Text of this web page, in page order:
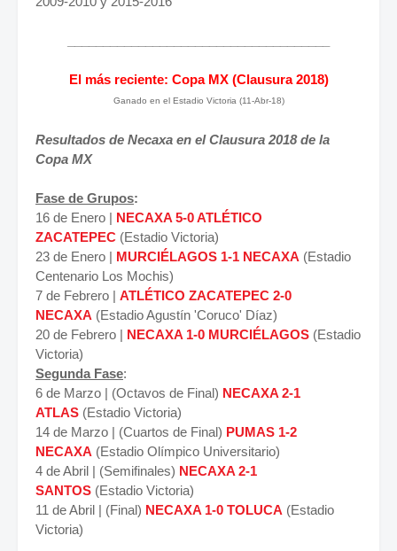
El más reciente: Copa MX (Clausura 2018)
Ganado en el Estadio Victoria (11-Abr-18)
Resultados de Necaxa en el Clausura 2018 de la
Copa MX
Fase de Grupos:
16 de Enero | NECAXA 5-0 ATLÉTICO
ZACATEPEC (Estadio Victoria)
23 de Enero | MURCIÉLAGOS 1-1 NECAXA (Estadio
Centenario Los Mochis)
7 de Febrero | ATLÉTICO ZACATEPEC 2-0
NECAXA (Estadio Agustín 'Coruco' Díaz)
20 de Febrero | NECAXA 1-0 MURCIÉLAGOS (Estadio
Victoria)
Segunda Fase:
6 de Marzo | (Octavos de Final) NECAXA 2-1
ATLAS (Estadio Victoria)
14 de Marzo | (Cuartos de Final) PUMAS 1-2
NECAXA (Estadio Olímpico Universitario)
4 de Abril | (Semifinales) NECAXA 2-1
SANTOS (Estadio Victoria)
11 de Abril | (Final) NECAXA 1-0 TOLUCA (Estadio
Victoria)